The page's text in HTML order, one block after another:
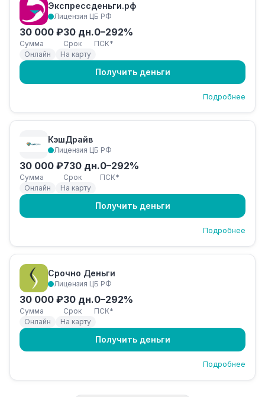
Экспрессденьги.рф
Лицензия ЦБ РФ
30 000 ₽
Сумма
30 дн.
Срок
0–292%
ПСК*
Онлайн
На карту
Получить деньги
Подробнее
КэшДрайв
Лицензия ЦБ РФ
30 000 ₽
Сумма
730 дн.
Срок
0–292%
ПСК*
Онлайн
На карту
Получить деньги
Подробнее
Срочно Деньги
Лицензия ЦБ РФ
30 000 ₽
Сумма
30 дн.
Срок
0–292%
ПСК*
Онлайн
На карту
Получить деньги
Подробнее